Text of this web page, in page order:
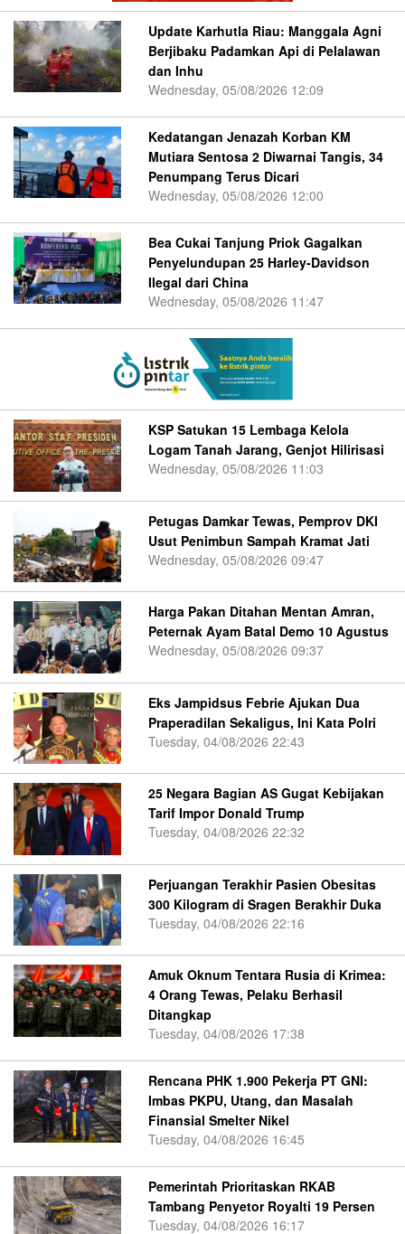
Update Karhutla Riau: Manggala Agni
Berjibaku Padamkan Api di Pelalawan
dan Inhu
Wednesday, 05/08/2026 12:09
Kedatangan Jenazah Korban KM
Mutiara Sentosa 2 Diwarnai Tangis, 34
Penumpang Terus Dicari
Wednesday, 05/08/2026 12:00
Bea Cukai Tanjung Priok Gagalkan
Penyelundupan 25 Harley-Davidson
Ilegal dari China
Wednesday, 05/08/2026 11:47
KSP Satukan 15 Lembaga Kelola
Logam Tanah Jarang, Genjot Hilirisasi
Wednesday, 05/08/2026 11:03
Petugas Damkar Tewas, Pemprov DKI
Usut Penimbun Sampah Kramat Jati
Wednesday, 05/08/2026 09:47
Harga Pakan Ditahan Mentan Amran,
Peternak Ayam Batal Demo 10 Agustus
Wednesday, 05/08/2026 09:37
Eks Jampidsus Febrie Ajukan Dua
Praperadilan Sekaligus, Ini Kata Polri
Tuesday, 04/08/2026 22:43
25 Negara Bagian AS Gugat Kebijakan
Tarif Impor Donald Trump
Tuesday, 04/08/2026 22:32
Perjuangan Terakhir Pasien Obesitas
300 Kilogram di Sragen Berakhir Duka
Tuesday, 04/08/2026 22:16
Amuk Oknum Tentara Rusia di Krimea:
4 Orang Tewas, Pelaku Berhasil
Ditangkap
Tuesday, 04/08/2026 17:38
Rencana PHK 1.900 Pekerja PT GNI:
Imbas PKPU, Utang, dan Masalah
Finansial Smelter Nikel
Tuesday, 04/08/2026 16:45
Pemerintah Prioritaskan RKAB
Tambang Penyetor Royalti 19 Persen
Tuesday, 04/08/2026 16:17